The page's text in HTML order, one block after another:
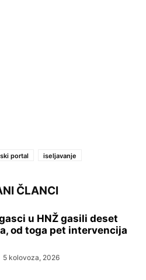
portal iseljavanje
ČLANCI
u HNŽ gasili deset
od toga pet intervencija
5 kolovoza, 2026